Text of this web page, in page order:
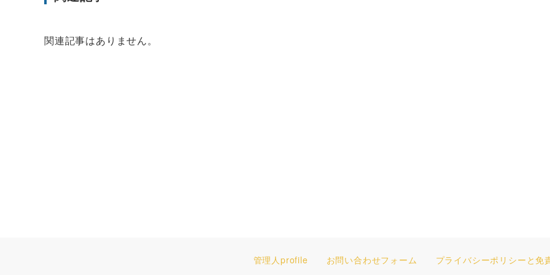
関連記事はありません。
管理人profile お問い合わせフォーム プライバシーポリシーと免